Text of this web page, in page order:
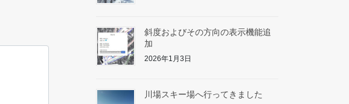
斜度およびその方向の表示機能追
加
2026年1月3日
川場スキー場へ行ってきました